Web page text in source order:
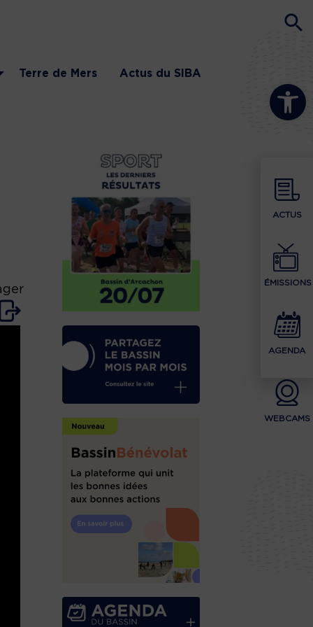
Ouvrir la
ACTUS
ÉMISSIONS
AGENDA
WEBCAMS
Terre de Mers Actus du SIBA